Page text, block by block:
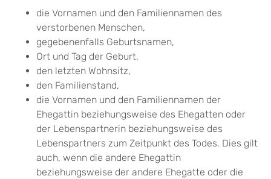
die Vornamen und den Familiennamen des
verstorbenen Menschen,
gegebenenfalls Geburtsnamen,
Ort und Tag der Geburt,
den letzten Wohnsitz,
den Familienstand,
die Vornamen und den Familiennamen der
Ehegattin beziehungsweise des Ehegatten oder
der Lebenspartnerin beziehungsweise des
Lebenspartners zum Zeitpunkt des Todes. Dies gilt
auch, wenn die andere Ehegattin
beziehungsweise der andere Ehegatte oder die